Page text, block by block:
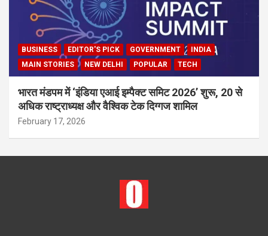
BUSINESS EDITOR'S PICK GOVERNMENT
INDIA
MAIN STORIES
NEW DELHI POPULAR TECH
भारत मंडपम में ‘इंडिया एआई इम्पैक्ट समिट 2026’ शुरू, 20 से
अधिक राष्ट्राध्यक्ष और वैश्विक टेक दिग्गज शामिल
February 17, 2026